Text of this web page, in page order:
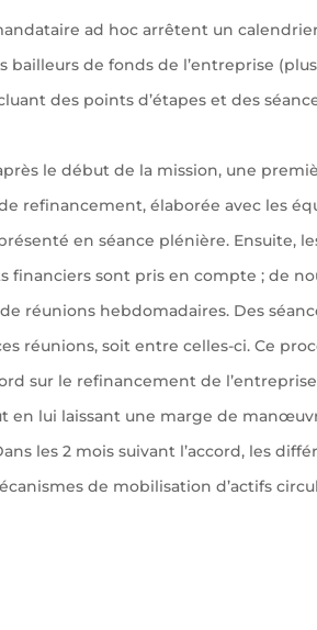
ad hoc arrêtent un
bailleurs de fonds de l’entreprise
des points d’étapes et des
le début de la mission, une
refinancement, élaborée avec les
en séance plénière. Ensuite,
financiers sont pris en compte ; de
réunions hebdomadaires. Des
réunions, soit entre celles-ci. Ce
sur le refinancement de
en lui laissant une marge de
les 2 mois suivant l’accord, les
de mobilisation d’actifs